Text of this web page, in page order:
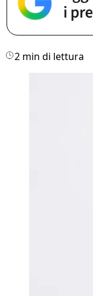
2 min di lettura